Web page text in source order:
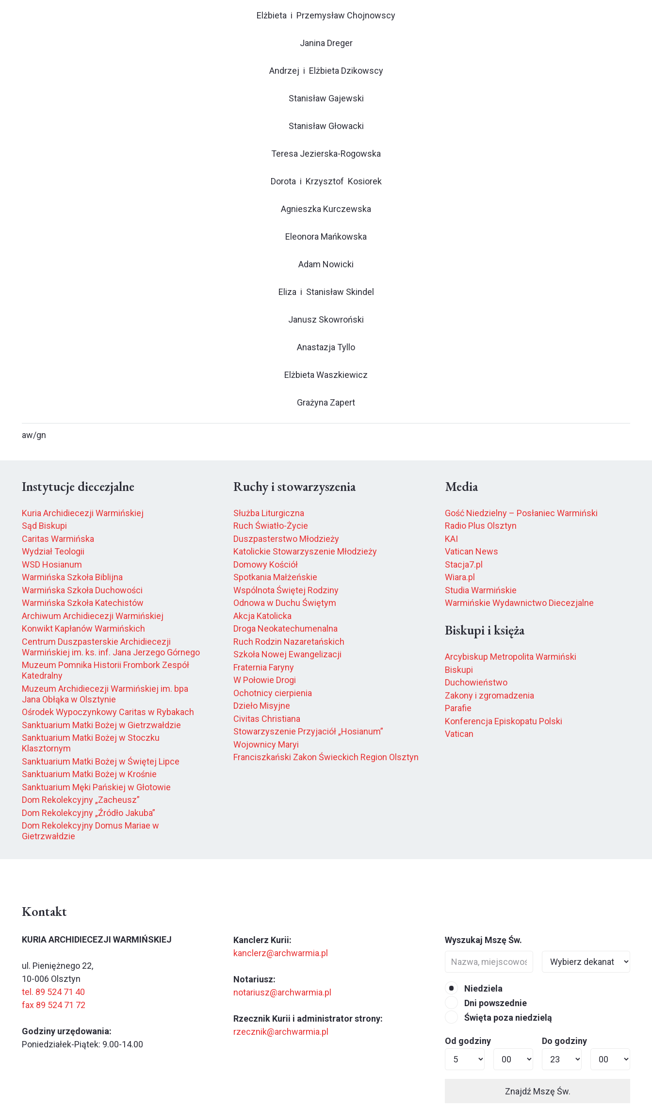
Elżbieta i Przemysław Chojnowscy
Janina Dreger
Andrzej i Elżbieta Dzikowscy
Stanisław Gajewski
Stanisław Głowacki
Teresa Jezierska-Rogowska
Dorota i Krzysztof Kosiorek
Agnieszka Kurczewska
Eleonora Mańkowska
Adam Nowicki
Eliza i Stanisław Skindel
Janusz Skowroński
Anastazja Tyllo
Elżbieta Waszkiewicz
Grażyna Zapert
aw/gn
Instytucje diecezjalne
Kuria Archidiecezji Warmińskiej
Sąd Biskupi
Caritas Warmińska
Wydział Teologii
WSD Hosianum
Warmińska Szkoła Biblijna
Warmińska Szkoła Duchowości
Warmińska Szkoła Katechistów
Archiwum Archidiecezji Warmińskiej
Konwikt Kapłanów Warmińskich
Centrum Duszpasterskie Archidiecezji
Warmińskiej im. ks. inf. Jana Jerzego Górnego
Muzeum Pomnika Historii Frombork Zespół
Katedralny
Muzeum Archidiecezji Warmińskiej im. bpa
Jana Obłąka w Olsztynie
Ośrodek Wypoczynkowy Caritas w Rybakach
Sanktuarium Matki Bożej w Gietrzwałdzie
Sanktuarium Matki Bożej w Stoczku
Klasztornym
Sanktuarium Matki Bożej w Świętej Lipce
Sanktuarium Matki Bożej w Krośnie
Sanktuarium Męki Pańskiej w Głotowie
Dom Rekolekcyjny „Zacheusz”
Dom Rekolekcyjny „Źródło Jakuba”
Dom Rekolekcyjny Domus Mariae w
Gietrzwałdzie
Ruchy i stowarzyszenia
Służba Liturgiczna
Ruch Światło-Życie
Duszpasterstwo Młodzieży
Katolickie Stowarzyszenie Młodzieży
Domowy Kościół
Spotkania Małżeńskie
Wspólnota Świętej Rodziny
Odnowa w Duchu Świętym
Akcja Katolicka
Droga Neokatechumenalna
Ruch Rodzin Nazaretańskich
Szkoła Nowej Ewangelizacji
Fraternia Faryny
W Połowie Drogi
Ochotnicy cierpienia
Dzieło Misyjne
Civitas Christiana
Stowarzyszenie Przyjaciół „Hosianum”
Wojownicy Maryi
Franciszkański Zakon Świeckich Region Olsztyn
Media
Gość Niedzielny – Posłaniec Warmiński
Radio Plus Olsztyn
KAI
Vatican News
Stacja7.pl
Wiara.pl
Studia Warmińskie
Warmińskie Wydawnictwo Diecezjalne
Biskupi i księża
Arcybiskup Metropolita Warmiński
Biskupi
Duchowieństwo
Zakony i zgromadzenia
Parafie
Konferencja Episkopatu Polski
Vatican
Kontakt
KURIA ARCHIDIECEZJI WARMIŃSKIEJ
ul. Pieniężnego 22,
10-006 Olsztyn
tel. 89 524 71 40
fax 89 524 71 72
Godziny urzędowania:
Poniedziałek-Piątek: 9.00-14.00
Kanclerz Kurii:
kanclerz@archwarmia.pl
Notariusz:
notariusz@archwarmia.pl
Rzecznik Kurii i administrator strony:
rzecznik@archwarmia.pl
Wyszukaj Mszę Św.
Niedziela
Dni powszednie
Święta poza niedzielą
Od godziny Do godziny
Znajdź Mszę Św.